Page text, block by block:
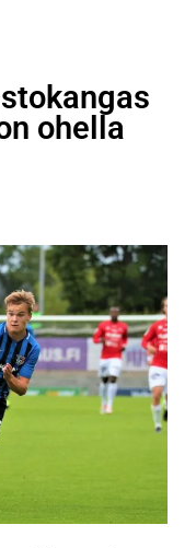
ohella